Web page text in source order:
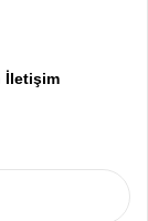
İletişim